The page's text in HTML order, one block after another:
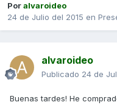
Poralvaroideo
24 de Julio del 2015 en
alvaroideo
Publicado 24 de
Buenas tardes! He